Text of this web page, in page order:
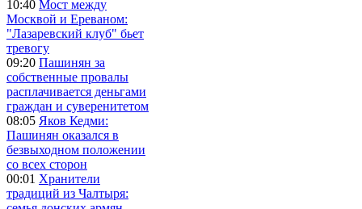
10:40 Мост между
Москвой и Ереваном:
"Лазаревский клуб" бьет
тревогу
09:20 Пашинян за
собственные провалы
расплачивается деньгами
граждан и суверенитетом
08:05 Яков Кедми:
Пашинян оказался в
безвыходном положении
со всех сторон
00:01 Хранители
традиций из Чалтыря: